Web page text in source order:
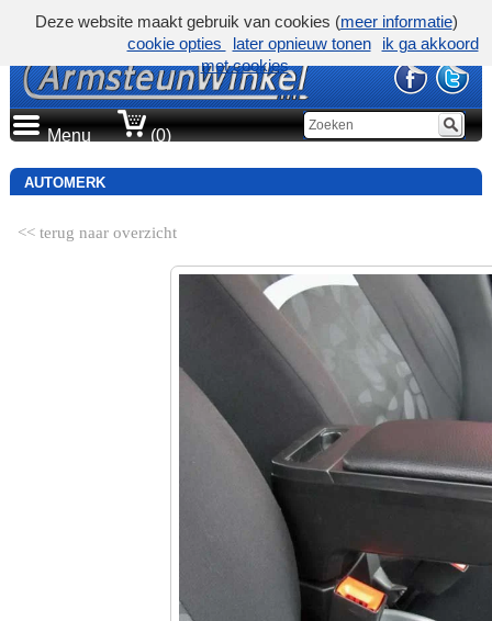
Menu (0)
AUTOMERK
<< terug naar overzicht
Deze website maakt gebruik van cookies (meer informatie)
cookie opties
later opnieuw tonen
ik ga akkoord
met cookies